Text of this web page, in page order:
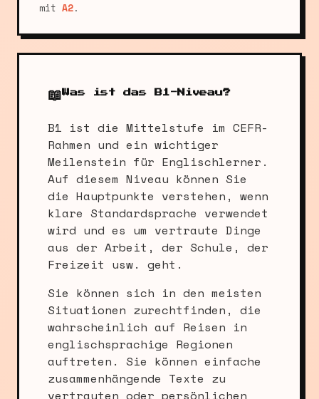
mit A2.
📖 Was ist das B1-Niveau?
B1 ist die Mittelstufe im CEFR-
Rahmen und ein wichtiger
Meilenstein für Englischlerner.
Auf diesem Niveau können Sie
die Hauptpunkte verstehen, wenn
klare Standardsprache verwendet
wird und es um vertraute Dinge
aus der Arbeit, der Schule, der
Freizeit usw. geht.
Sie können sich in den meisten
Situationen zurechtfinden, die
wahrscheinlich auf Reisen in
englischsprachige Regionen
auftreten. Sie können einfache
zusammenhängende Texte zu
vertrauten oder persönlichen